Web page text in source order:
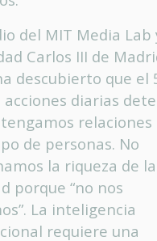
del MIT Media Lab
Carlos III de
descubierto que el
acciones diarias
relaciones
de personas. No
la riqueza de la
porque “no nos
La inteligencia
requiere una